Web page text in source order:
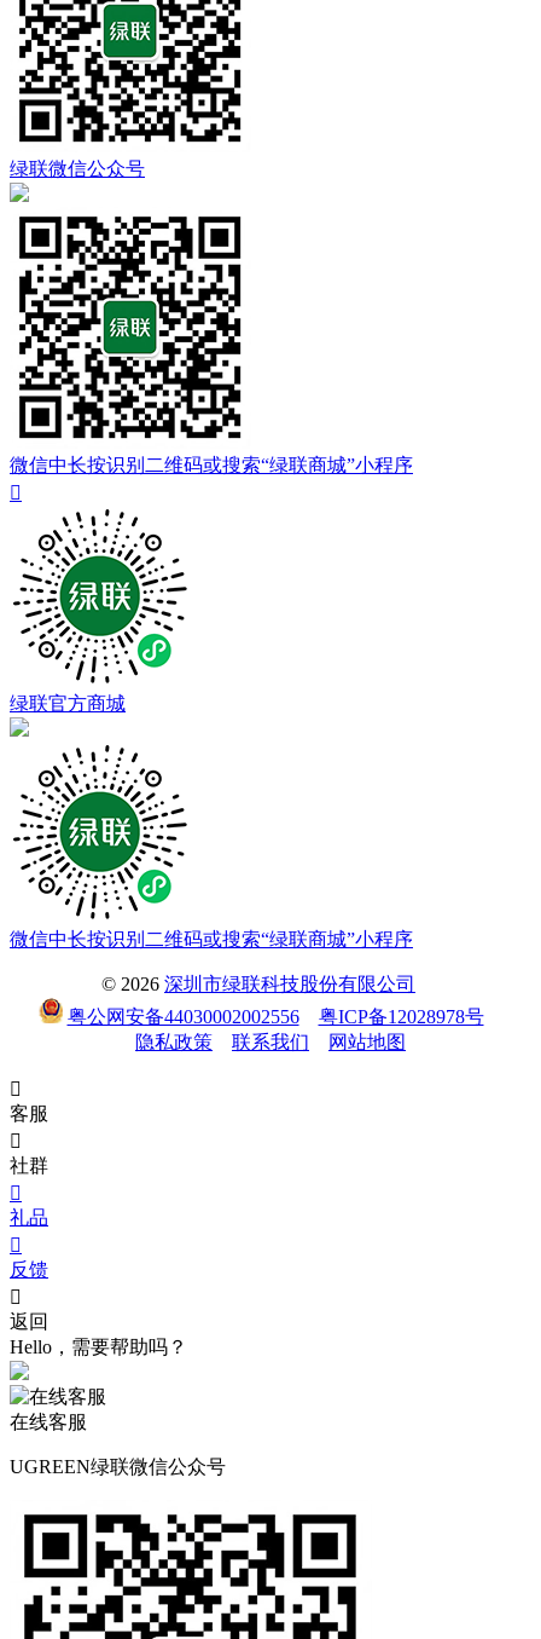
绿联微信公众号
微信中长按识别二维码或搜索“绿联商城”小程序

绿联官方商城
微信中长按识别二维码或搜索“绿联商城”小程序
© 2026 深圳市绿联科技股份有限公司
粤公网安备44030002002556
粤ICP备12028978号
隐私政策
联系我们 网站地图

客服

社群

礼品

反馈

返回
Hello，需要帮助吗？
在线客服
UGREEN绿联微信公众号